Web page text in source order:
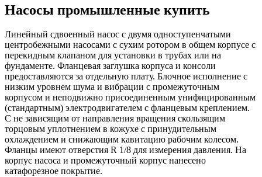
Насосы промышленные купить
Линейный сдвоенный насос с двумя одноступенчатыми
центробежными насосами с сухим ротором в общем корпусе с
перекидным клапаном для установки в трубах или на
фундаменте. Фланцевая заглушка корпуса и консоли
предоставляются за отдельную плату. Блочное исполнение с
низким уровнем шума и вибрации с промежуточным
корпусом и неподвижно присоединенным унифицированным
(стандартным) электродвигателем с фланцевым креплением.
С не зависящим от направления вращения скользящим
торцовым уплотнением в кожухе с принудительным
охлаждением и снижающим кавитацию рабочим колесом.
Фланцы имеют отверстия R 1/8 для измерения давления. На
корпус насоса и промежуточный корпус нанесено
катафорезное покрытие.